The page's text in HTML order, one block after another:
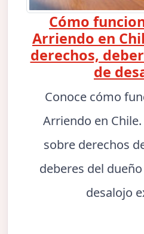
Cómo
Arriendo en
derechos,
de
Conoce cómo
Arriendo en
sobre derechos
deberes del
desalojo